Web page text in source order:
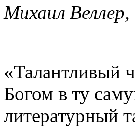
Михаил Веллер,
«Талантливый
Богом в ту
литературный